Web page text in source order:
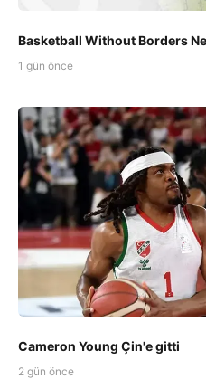
Basketball Without Borders
1 gün önce
Cameron Young Çin'e gitti
2 gün önce